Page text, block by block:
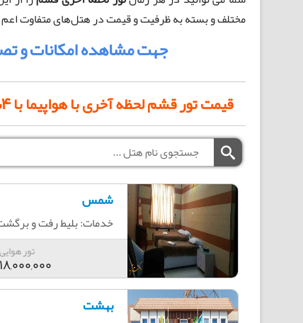
مختلف و بسته به ظرفیت و قیمت در هتل‌های متفاوت اعم از هتل 1 ستاره تا هتل‌های 5 ستاره
جهت مشاهده امکانات و
قیمت تور قشم لحظه آخری با هواپیما با 4شب و 5 روز اقامت ویژه 20 تیر ماه به شرح زیر میباشد:
شمس
خدمات: بلیط رفت و برگشت
تور هوایی
18,000,000
بهشت